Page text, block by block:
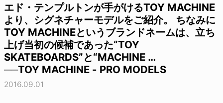
エド・テンプルトンが手がけるTOY MACHINE
より、シグネチャーモデルをご紹介。 ちなみに
TOY MACHINEというブランドネームは、立ち
上げ当初の候補であった“TOY
SKATEBOARDS”と“MACHINE …
──TOY MACHINE - PRO MODELS
2016.09.01